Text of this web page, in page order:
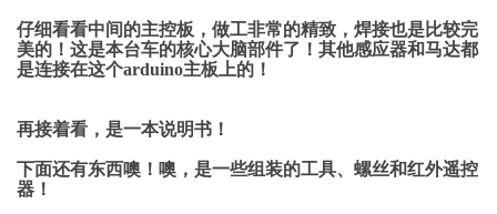
仔细看看中间的主控板，做工非常的精致，焊接也是比较完
美的！这是本台车的核心大脑部件了！其他感应器和马达都
是连接在这个arduino主板上的！
再接着看，是一本说明书！
下面还有东西噢！噢，是一些组装的工具、螺丝和红外遥控
器！